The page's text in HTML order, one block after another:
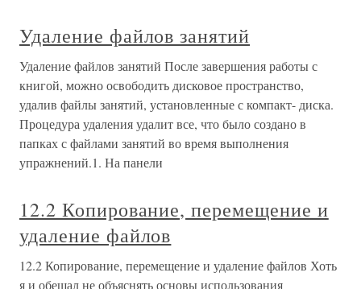
Удаление файлов занятий
Удаление файлов занятий После завершения работы с
книгой, можно освободить дисковое пространство,
удалив файлы занятий, установленные с компакт- диска.
Процедура удаления удалит все, что было создано в
папках с файлами занятий во время выполнения
упражнений.1. На панели
12.2 Копирование, перемещение и
удаление файлов
12.2 Копирование, перемещение и удаление файлов Хоть
я и обещал не объяснять основы использования